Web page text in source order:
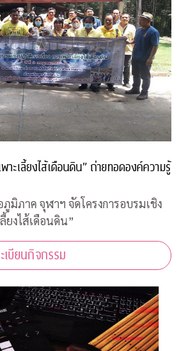
าะเลี้ยงไส้เดือนดิน” ถ่ายทอดองค์ความรู้
มิภาค จุฬาฯ จัดโครงการอบรมเชิง
ยงไส้เดือนดิน”
เบียนกิจกรรม